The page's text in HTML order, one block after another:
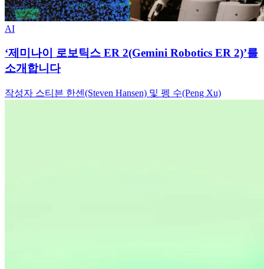
AI
‘제미나이 로보틱스 ER 2(Gemini Robotics ER 2)’를
소개합니다
작성자 스티븐 한센(Steven Hansen) 및 펭 수(Peng Xu)